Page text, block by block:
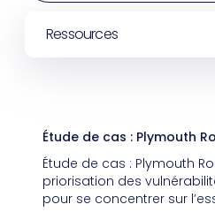
Ressources
Étude de cas : Plymouth
Étude de cas : Plymouth
priorisation des
pour se concentrer sur